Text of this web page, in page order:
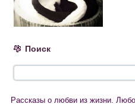
Поиск
Рассказы о любви из жизни.